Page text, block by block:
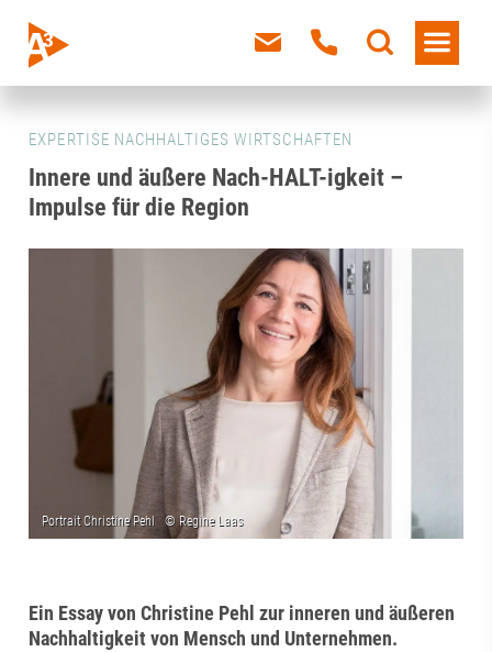
EXPERTISE NACHHALTIGES WIRTSCHAFTEN
Innere und äußere Nach-HALT-igkeit –
Impulse für die Region
Ein Essay von Christine Pehl zur inneren und äußeren
Nachhaltigkeit von Mensch und Unternehmen.